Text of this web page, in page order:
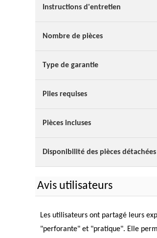
Instructions d'entretien
Nombre de pièces
Type de garantie
Piles requises
Pièces incluses
Disponibilité des pièces détachées
Avis utilisateurs
Les utilisateurs ont partagé leurs
"perforante" et "pratique". Elle